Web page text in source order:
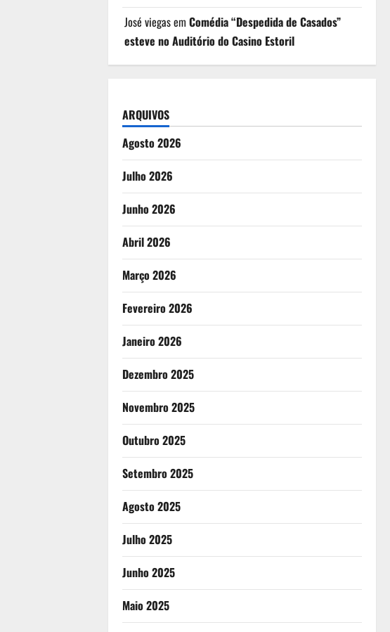
José viegasem Comédia “Despedida de Casados”
esteve no Auditório do Casino Estoril
ARQUIVOS
Agosto 2026
Julho 2026
Junho 2026
Abril 2026
Março 2026
Fevereiro 2026
Janeiro 2026
Dezembro 2025
Novembro 2025
Outubro 2025
Setembro 2025
Agosto 2025
Julho 2025
Junho 2025
Maio 2025